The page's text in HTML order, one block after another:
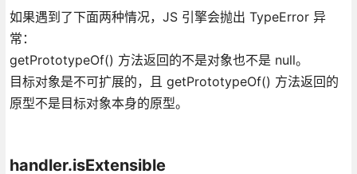
如果遇到了下面两种情况，JS 引擎会抛出 TypeError 异
常：
getPrototypeOf() 方法返回的不是对象也不是 null。
目标对象是不可扩展的，且 getPrototypeOf() 方法返回的
原型不是目标对象本身的原型。
handler.isExtensible